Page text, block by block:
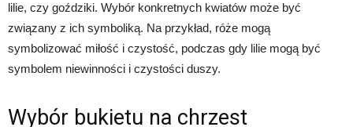
lilie, czy goździki. Wybór konkretnych kwiatów może być
związany z ich symboliką. Na przykład, róże mogą
symbolizować miłość i czystość, podczas gdy lilie mogą być
symbolem niewinności i czystości duszy.
Wybór bukietu na chrzest